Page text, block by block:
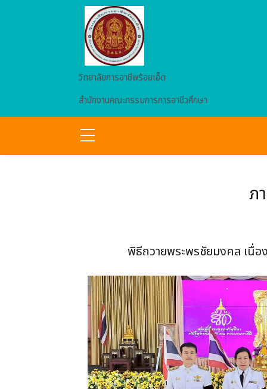
Skip to main content
วิทยาลัยการอาชีพร้อยเอ็ด
สำนักงานคณะกรรมการการอาชีวศึกษา
ภ
พิธีถวายพระพรชัยมงคล เนื่อ